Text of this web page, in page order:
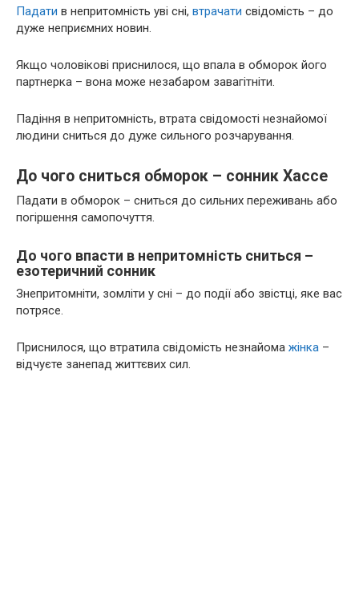
Падати в непритомність уві сні, втрачати свідомість – до
дуже неприємних новин.
Якщо чоловікові приснилося, що впала в обморок його
партнерка – вона може незабаром завагітніти.
Падіння в непритомність, втрата свідомості незнайомої
людини сниться до дуже сильного розчарування.
До чого сниться обморок – сонник Хассе
Падати в обморок – сниться до сильних переживань або
погіршення самопочуття.
До чого впасти в непритомність сниться –
езотеричний сонник
Знепритомніти, зомліти у сні – до події або звістці, яке вас
потрясе.
Приснилося, що втратила свідомість незнайома жінка –
відчуєте занепад життєвих сил.